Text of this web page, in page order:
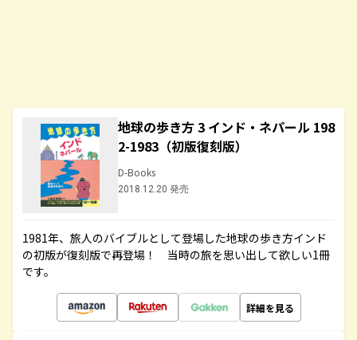
地球の歩き方 3 インド・ネパール 198
2-1983（初版復刻版）
D-Books
2018.12.20 発売
1981年、旅人のバイブルとして登場した地球の歩き方インド
の初版が復刻版で再登場！ 当時の旅を思い出して欲しい1冊
です。
詳細を見る